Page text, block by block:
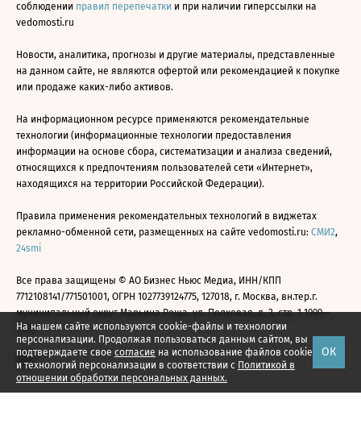
На нашем сайте используются cookie-файлы и технологии
персонализации. Продолжая пользоваться данным сайтом, вы
подтверждаете свое согласие на использование файлов cookie
и технологий персонализации в соответствии с Политикой в
отношении обработки персональных данных.
ОК
соблюдении правил перепечатки и при наличии гиперссылки на
vedomosti.ru
Новости, аналитика, прогнозы и другие материалы, представленные
на данном сайте, не являются офертой или рекомендацией к покупке
или продаже каких-либо активов.
На информационном ресурсе применяются рекомендательные
технологии (информационные технологии предоставления
информации на основе сбора, систематизации и анализа сведений,
относящихся к предпочтениям пользователей сети «Интернет»,
находящихся на территории Российской Федерации).
Правила применения рекомендательных технологий в виджетах
рекламно-обменной сети, размещенных на сайте vedomosti.ru: СМИ2,
24smi
Все права защищены © АО Бизнес Ньюс Медиа, ИНН/КПП
7712108141/771501001, ОГРН 1027739124775, 127018, г. Москва, вн.тер.г.
муниципальный округ Марьина Роща, ул. Полковая, д. 3, стр. 1 1999—
2026